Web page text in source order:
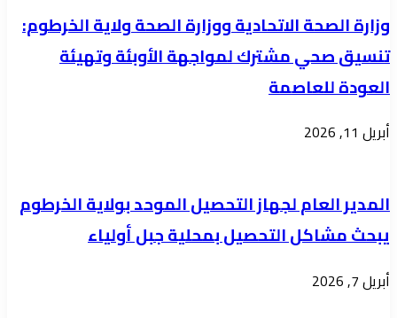
بالحرب
وزارة الصحة الاتحادية ووزارة الصحة ولاية الخرطوم:
تنسيق صحي مشترك لمواجهة الأوبئة وتهيئة
العودة للعاصمة
أبريل 11, 2026
المدير العام لجهاز التحصيل الموحد بولاية الخرطوم
يبحث مشاكل التحصيل بمحلية جبل أولياء
أبريل 7, 2026